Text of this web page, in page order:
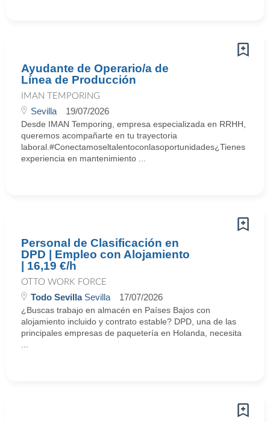
Ayudante de Operario/a de
Línea de Producción
IMAN TEMPORING
Sevilla 19/07/2026
Desde IMAN Temporing, empresa especializada en RRHH,
queremos acompañarte en tu trayectoria
laboral.#Conectamoseltalentoconlasoportunidades¿Tienes
experiencia en mantenimiento ...
Personal de Clasificación en
DPD | Empleo con Alojamiento
| 16,19 €/h
OTTO WORK FORCE
Todo SevillaSevilla 17/07/2026
¿Buscas trabajo en almacén en Países Bajos con
alojamiento incluido y contrato estable? DPD, una de las
principales empresas de paquetería en Holanda, necesita